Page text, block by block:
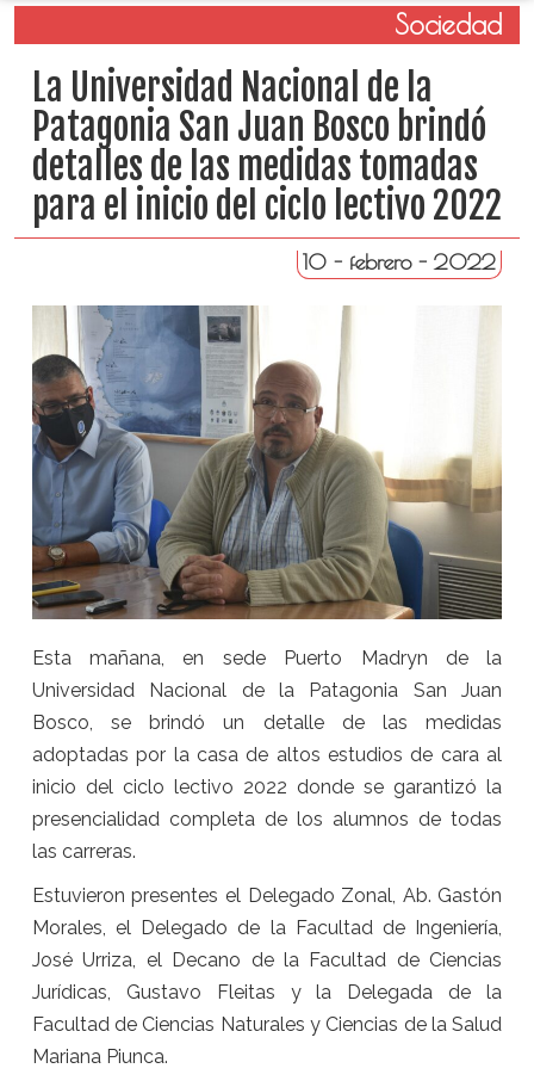
Sociedad
La Universidad Nacional de la
Patagonia San Juan Bosco brindó
detalles de las medidas tomadas
para el inicio del ciclo lectivo 2022
10 - febrero - 2022
Esta mañana, en sede Puerto Madryn de la
Universidad Nacional de la Patagonia San Juan
Bosco, se brindó un detalle de las medidas
adoptadas por la casa de altos estudios de cara al
inicio del ciclo lectivo 2022 donde se garantizó la
presencialidad completa de los alumnos de todas
las carreras.
Estuvieron presentes el Delegado Zonal, Ab. Gastón
Morales, el Delegado de la Facultad de Ingeniería,
José Urriza, el Decano de la Facultad de Ciencias
Jurídicas, Gustavo Fleitas y la Delegada de la
Facultad de Ciencias Naturales y Ciencias de la Salud
Mariana Piunca.